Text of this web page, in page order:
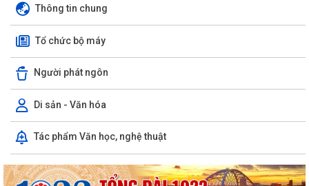
Thông tin chung
Tổ chức bộ máy
Người phát ngôn
Di sản - Văn hóa
Tác phẩm Văn học, nghệ thuật
TOÀN QUỐC NGHIÊN CỨU, HỌC TẬP, QUÁN TRIỆT VÀ...
CÙNG TRƯỜNG THPT LƯƠNG KHÁNH THIỆN VÀ...
LỄ THẮP NẾN TRI ÂN CÁC ANH HÙNG LIỆT SĨ NHÂN DỊP KỶ NIỆM 79
NĂM NGÀY THƯƠNG BINH, LIỆT SĨ
hùng và các Anh hùng liệt sĩ